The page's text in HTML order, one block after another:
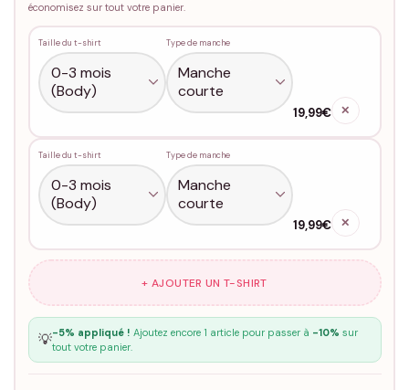
économisez sur tout votre panier.
Taille du t-shirt Type de manche
19,99€ ✕
Taille du t-shirt Type de manche
19,99€ ✕
+ AJOUTER UN T-SHIRT
💡-5% appliqué ! Ajoutez encore 1 article pour passer à -10% sur
tout votre panier.